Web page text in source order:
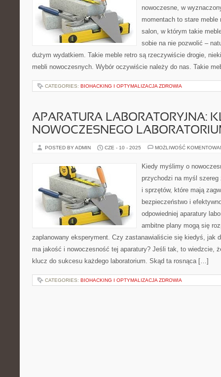
nowoczesne, w
momentach to stare meble
salon, w którym takie
sobie na nie pozwolić –
dużym wydatkiem. Takie meble retro są rzeczywiście drogie,
mebli nowoczesnych. Wybór oczywiście należy do nas. Takie
CATEGORIES: BIOHACKING I OPTYMALIZACJA ZDROWIA
APARATURA LABORATORYJNA:
NOWOCZESNEGO
POSTED BY ADMIN CZE - 10 - 2025 MOŻLIWOŚĆ
Kiedy myślimy o
przychodzi na myśl szereg
i sprzętów, które mają
bezpieczeństwo i
odpowiedniej aparatury
ambitne plany mogą się
zaplanowany eksperyment. Czy zastanawialiście się kiedyś, jak
ma jakość i nowoczesność tej aparatury? Jeśli tak, to wiedzcie,
klucz do sukcesu każdego laboratorium. Skąd ta rosnąca […]
CATEGORIES: BIOHACKING I OPTYMALIZACJA ZDROWIA